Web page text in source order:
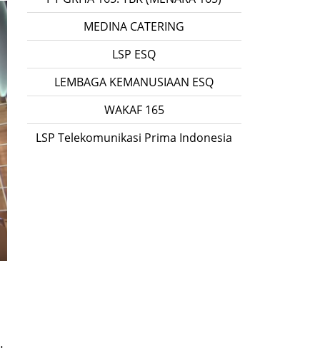
MEDINA CATERING
LSP ESQ
LEMBAGA KEMANUSIAAN ESQ
WAKAF 165
LSP Telekomunikasi Prima Indonesia